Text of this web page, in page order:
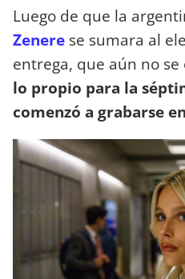
Luego de que la
Zenere se sumara al
entrega, que aún no se
lo propio para la
comenzó a grabarse